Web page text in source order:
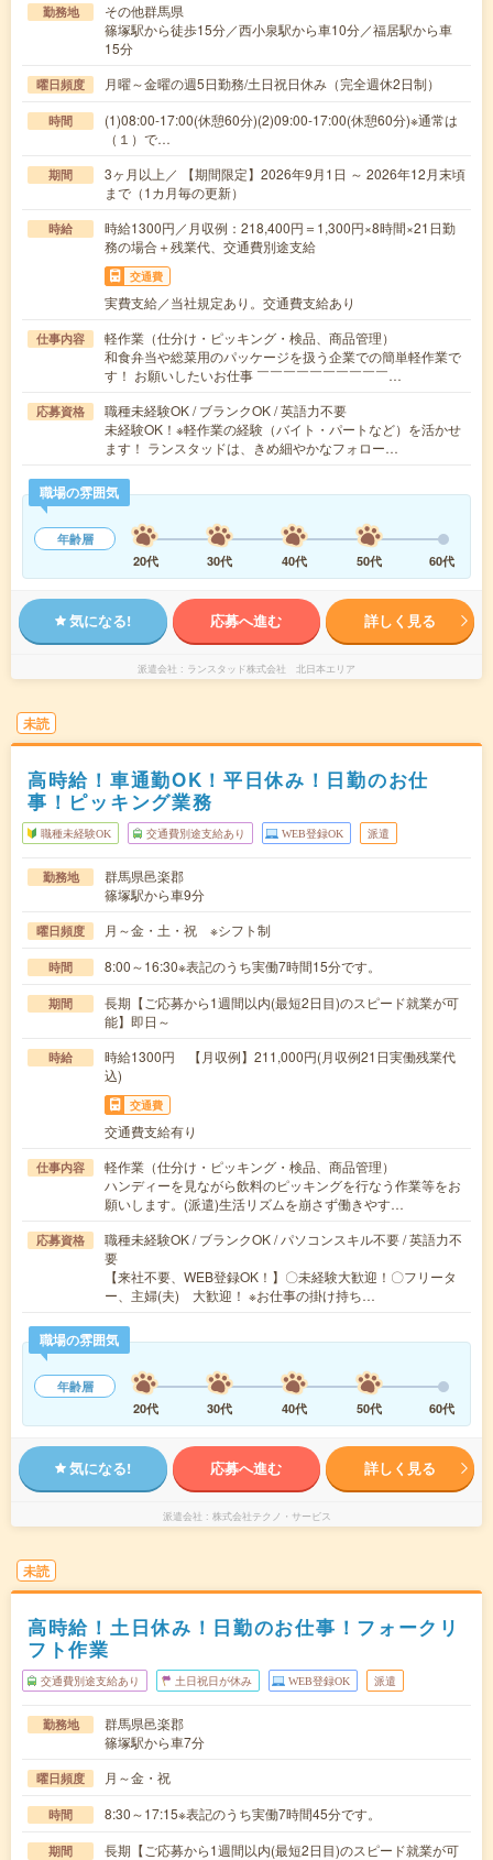
勤務地
その他群馬県
篠塚駅から徒歩15分／西小泉駅から車10分／福居駅から車
15分
曜日頻度 月曜～金曜の週5日勤務/土日祝日休み（完全週休2日制）
時間
(1)08:00-17:00(休憩60分)(2)09:00-17:00(休憩60分)※通常は
（１）で…
期間
3ヶ月以上／ 【期間限定】2026年9月1日 ～ 2026年12月末頃
まで（1カ月毎の更新）
時給
時給1300円／月収例：218,400円＝1,300円×8時間×21日勤
務の場合＋残業代、交通費別途支給
交通費
実費支給／当社規定あり。交通費支給あり
仕事内容
軽作業（仕分け・ピッキング・検品、商品管理）
和食弁当や総菜用のパッケージを扱う企業での簡単軽作業で
す！ お願いしたいお仕事 ￣￣￣￣￣￣￣￣￣￣…
応募資格
職種未経験OK / ブランクOK / 英語力不要
未経験OK！※軽作業の経験（バイト・パートなど）を活かせ
ます！ ランスタッドは、きめ細やかなフォロー…
職場の雰囲気
年齢層
20代
30代 40代 50代 60代
気になる! 応募へ進む 詳しく見る
派遣会社 ランスタッド株式会社 北日本エリア
未読
高時給！車通勤OK！平日休み！日勤のお仕
事！ピッキング業務
職種未経験OK 交通費別途支給あり WEB登録OK 派遣
勤務地
群馬県邑楽郡
篠塚駅から車9分
曜日頻度 月～金・土・祝 ※シフト制
時間 8:00～16:30※表記のうち実働7時間15分です。
期間
長期【ご応募から1週間以内(最短2日目)のスピード就業が可
能】即日～
時給
時給1300円 【月収例】211,000円(月収例21日実働残業代
込)
交通費
交通費支給有り
仕事内容
軽作業（仕分け・ピッキング・検品、商品管理）
ハンディーを見ながら飲料のピッキングを行なう作業等をお
願いします。(派遣)生活リズムを崩さず働きやす…
応募資格
職種未経験OK / ブランクOK / パソコンスキル不要 / 英語力不
要
【来社不要、WEB登録OK！】〇未経験大歓迎！〇フリータ
ー、主婦(夫) 大歓迎！ ※お仕事の掛け持ち…
職場の雰囲気
年齢層
20代
30代 40代 50代 60代
気になる! 応募へ進む 詳しく見る
派遣会社 株式会社テクノ・サービス
未読
高時給！土日休み！日勤のお仕事！フォークリ
フト作業
交通費別途支給あり 土日祝日が休み WEB登録OK 派遣
勤務地
群馬県邑楽郡
篠塚駅から車7分
曜日頻度 月～金・祝
時間 8:30～17:15※表記のうち実働7時間45分です。
期間
長期【ご応募から1週間以内(最短2日目)のスピード就業が可